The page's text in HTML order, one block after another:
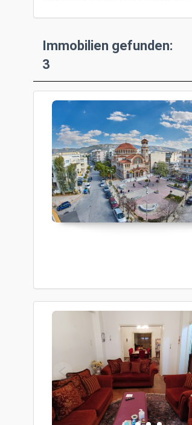
Immobilien gefunden:
3